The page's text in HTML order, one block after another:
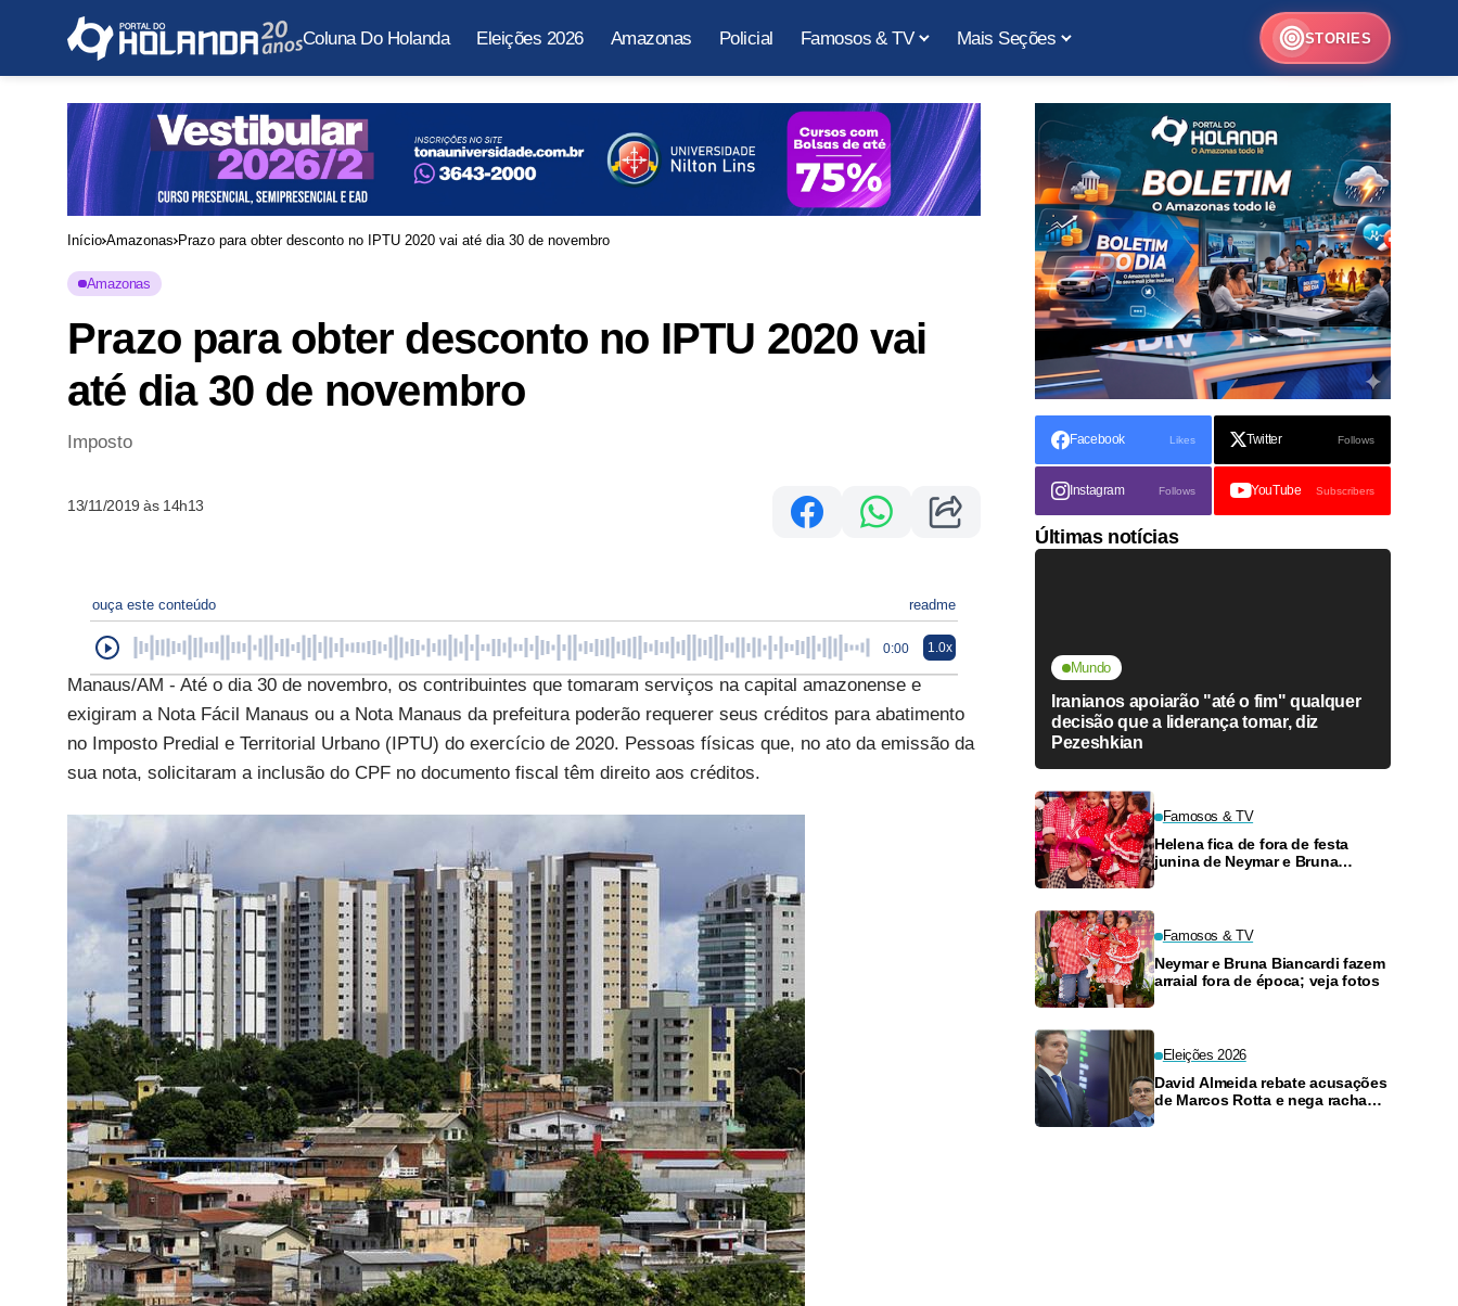
Coluna Do Holanda Eleições 2026 Amazonas Policial Famosos & TV Mais Seções STORIES
Início Amazonas Prazo para obter desconto no IPTU 2020 vai até dia 30 de novembro
Amazonas
Prazo para obter desconto no IPTU 2020 vai
até dia 30 de novembro
Imposto
13/11/2019 às 14h13
ouça este conteúdo readme
0:00 1.0x
Manaus/AM - Até o dia 30 de novembro, os contribuintes que tomaram serviços na capital amazonense e
exigiram a Nota Fácil Manaus ou a Nota Manaus da prefeitura poderão requerer seus créditos para abatimento
no Imposto Predial e Territorial Urbano (IPTU) do exercício de 2020. Pessoas físicas que, no ato da emissão da
sua nota, solicitaram a inclusão do CPF no documento fiscal têm direito aos créditos.
Facebook Likes Twitter Follows
Instagram Follows YouTube Subscribers
Últimas notícias
Mundo
Iranianos apoiarão "até o fim" qualquer
decisão que a liderança tomar, diz
Pezeshkian
Famosos & TV
Helena fica de fora de festa
junina de Neymar e Bruna
Famosos & TV
Neymar e Bruna Biancardi fazem
arraial fora de época; veja fotos
Eleições 2026
David Almeida rebate acusações
de Marcos Rotta e nega racha